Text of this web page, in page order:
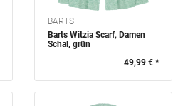
BARTS
Barts Witzia Scarf, Damen
Schal, grün
49,99 € *